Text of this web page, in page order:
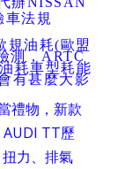
車法規
規油耗(歐盟
測，ARTC
耗車型耗能
有甚麼大影
禮物，新款
TT歷
力、排氣